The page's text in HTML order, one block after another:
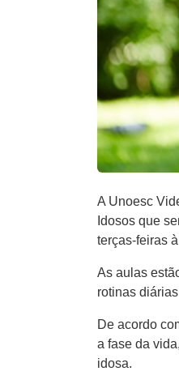
A Unoesc
Idosos que
terças-feiras
As aulas
rotinas
De acordo
a fase da
idosa.